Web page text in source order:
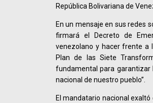
República Bolivariana de
En un mensaje en sus redes
firmará el Decreto de
venezolano y hacer frente a
Plan de las Siete
fundamental para garantizar
nacional de nuestro pueblo”.
El mandatario nacional